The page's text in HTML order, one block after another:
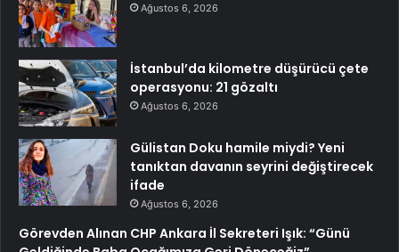
Ağustos 6, 2026
İstanbul’da kilometre düşürücü çete
operasyonu: 21 gözaltı
Ağustos 6, 2026
Gülistan Doku hamile miydi? Yeni
tanıktan davanın seyrini değiştirecek
ifade
Ağustos 6, 2026
Görevden Alınan CHP Ankara İl Sekreteri Işık: “Günü